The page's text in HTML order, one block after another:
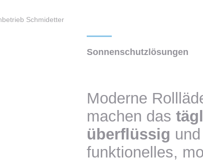
Sonnenschutzlösungen
Moderne
machen das
überflüssig
funktionelles,